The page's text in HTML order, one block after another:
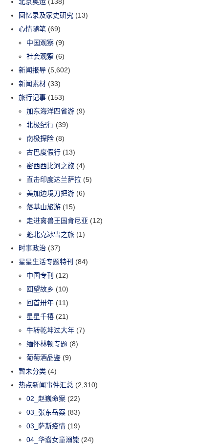
回忆录及家史研究 (13)
心情随笔 (69)
中国观察 (9)
社会观察 (6)
新闻报导 (5,602)
新闻素材 (33)
旅行记事 (153)
加东海洋四省游 (9)
北极纪行 (39)
南极探险 (8)
古巴度假行 (13)
密西西比河之旅 (4)
直击印度达兰萨拉 (5)
美加边境刀把游 (6)
落基山旅游 (15)
走进禽兽王国肯尼亚 (12)
魁北克冰雪之旅 (1)
时事政治 (37)
星星生活专题特刊 (84)
中国专刊 (12)
回望故乡 (10)
回首卅年 (11)
星星千禧 (21)
牛转乾坤过大年 (7)
缅怀林顿专题 (8)
葡萄酒品鉴 (9)
暂未分类 (4)
热点新闻事件汇总 (2,310)
02_赵巍命案 (22)
03_张东岳案 (83)
03_萨斯疫情 (19)
04_华裔女童溺毙 (24)